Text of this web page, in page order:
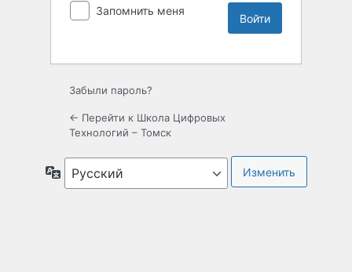
Запомнить меня
Забыли пароль?
← Перейти к Школа Цифровых
Технологий – Томск
Язык